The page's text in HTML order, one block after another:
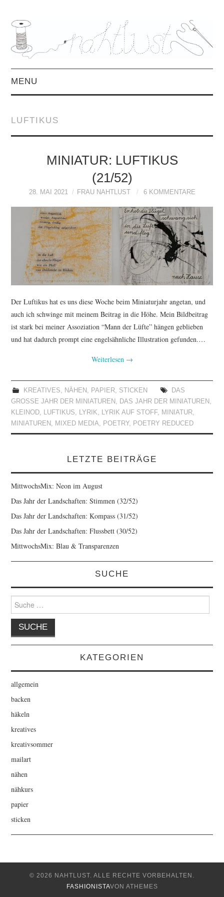
MENU
MITTWOCHSMIX &
FREEBOOKS &
TUTORIALS
WORKSHOPS
PAPIERLIEBE AM
IMPRESSUM
LUFTIKUS
MINIATUR: LUFTIKUS
(21/52)
28. MAI 2021 FRAU NAHTLUST 6 KOMMENTARE
Der Luftikus hat es uns diese Woche beim Miniaturjahr angetan, und
auch ich schwinge mit meinem Beitrag in die Höhe. Mein Bildbeitrag
ist stark bei meiner Assoziation “Mann der Lüfte” hängen geblieben
und hat dadurch prompt eine engelsähnliche Illustration gefunden.…
Weiterlesen →
KREATIVES, NÄHEN , PAPIER, STICKEN
DAS
GROSSE JAHR DER MINIATUREN
, DAS JAHR DER MINIATUREN ,
KLEINOD, LUFTIKUS, LYRIK, LYRIK AUF STOFF, MINIATUR,
MINIATUREN , MIXED MEDIA, POETRY, POETRY REDUCED
LETZTE BEITRÄGE
MittwochsMix: Neon im August
Das Jahr der Landschaften: Stimmen (32/52)
Das Jahr der Landschaften: Kompass (31/52)
Das Jahr der Landschaften: Flussbett (30/52)
MittwochsMix: Blau & Transparenzen
SUCHE
Suche
nach:
KATEGORIEN
allgemein
backen
häkeln
kreatives
kreativsommer
mailart
nähen
nähkurs
papier
sticken
© 2026 NAHTLUST. ALLE RECHTE VORBEHALTEN.
FASHIONISTAVON ATHEMES